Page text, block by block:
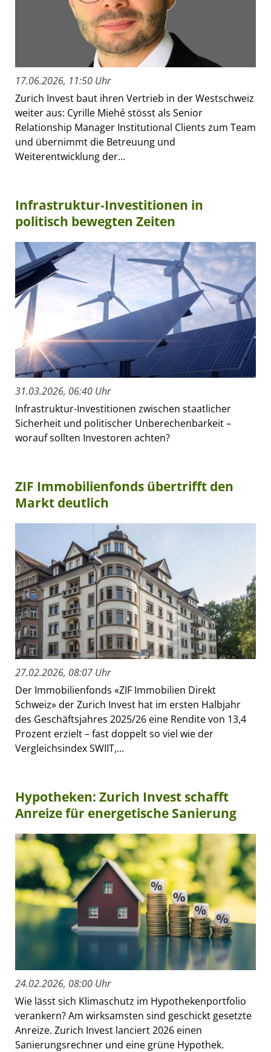
17.06.2026, 11:50 Uhr
Zurich Invest baut ihren Vertrieb in der Westschweiz
weiter aus: Cyrille Miehé stösst als Senior
Relationship Manager Institutional Clients zum Team
und übernimmt die Betreuung und
Weiterentwicklung der...
Infrastruktur-Investitionen in
politisch bewegten Zeiten
31.03.2026, 06:40 Uhr
Infrastruktur-Investitionen zwischen staatlicher
Sicherheit und politischer Unberechenbarkeit –
worauf sollten Investoren achten?
ZIF Immobilienfonds übertrifft den
Markt deutlich
27.02.2026, 08:07 Uhr
Der Immobilienfonds «ZIF Immobilien Direkt
Schweiz» der Zurich Invest hat im ersten Halbjahr
des Geschäftsjahres 2025/26 eine Rendite von 13,4
Prozent erzielt – fast doppelt so viel wie der
Vergleichsindex SWIIT,...
Hypotheken: Zurich Invest schafft
Anreize für energetische Sanierung
24.02.2026, 08:00 Uhr
Wie lässt sich Klimaschutz im Hypothekenportfolio
verankern? Am wirksamsten sind geschickt gesetzte
Anreize. Zurich Invest lanciert 2026 einen
Sanierungsrechner und eine grüne Hypothek.